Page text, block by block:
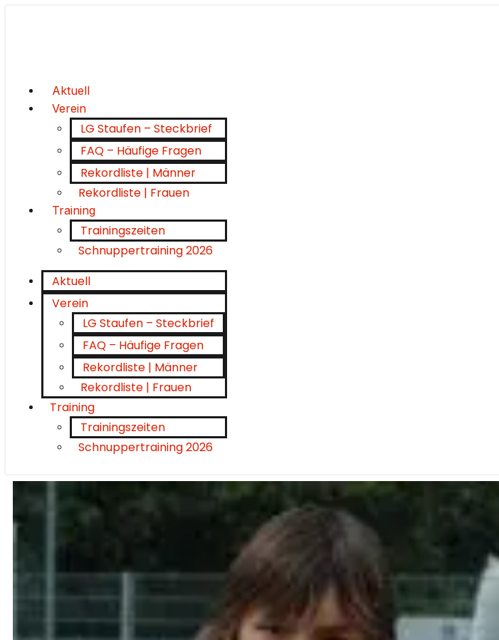
Aktuell
Verein
LG Staufen – Steckbrief
FAQ – Häufige Fragen
Rekordliste | Männer
Rekordliste | Frauen
Training
Trainingszeiten
Schnuppertraining 2026
Aktuell
Verein
LG Staufen – Steckbrief
FAQ – Häufige Fragen
Rekordliste | Männer
Rekordliste | Frauen
Training
Trainingszeiten
Schnuppertraining 2026